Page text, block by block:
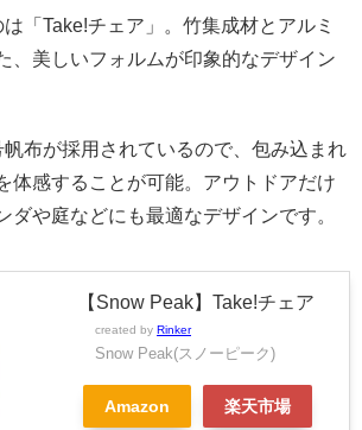
「Take!チェア」。竹集成材とアルミ
、美しいフォルムが印象的なデザイン
布が採用されているので、包み込まれ
体感することが可能。アウトドアだけ
ダや庭などにも最適なデザインです。
【Snow Peak】Take!チェア
created by Rinker
Snow Peak(スノーピーク)
Amazon 楽天市場